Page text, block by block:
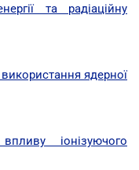
та радіаційну
ядерної
іонізуючого